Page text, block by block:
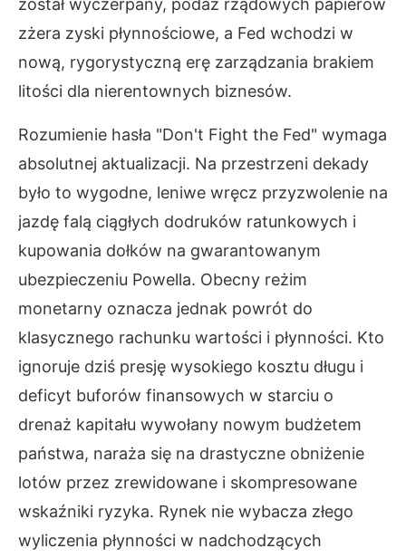
zżera zyski płynnościowe, a Fed wchodzi w
nową, rygorystyczną erę zarządzania brakiem
litości dla nierentownych biznesów.
Rozumienie hasła "Don't Fight the Fed" wymaga
absolutnej aktualizacji. Na przestrzeni dekady
było to wygodne, leniwe wręcz przyzwolenie na
jazdę falą ciągłych dodruków ratunkowych i
kupowania dołków na gwarantowanym
ubezpieczeniu Powella. Obecny reżim
monetarny oznacza jednak powrót do
klasycznego rachunku wartości i płynności. Kto
ignoruje dziś presję wysokiego kosztu długu i
deficyt buforów finansowych w starciu o
drenaż kapitału wywołany nowym budżetem
państwa, naraża się na drastyczne obniżenie
lotów przez zrewidowane i skompresowane
wskaźniki ryzyka. Rynek nie wybacza złego
wyliczenia płynności w nadchodzących